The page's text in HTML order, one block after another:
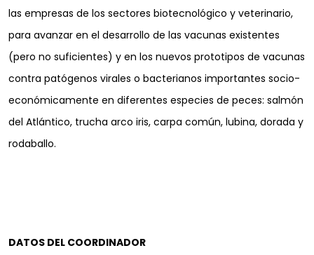
las empresas de los sectores biotecnológico y veterinario,
para avanzar en el desarrollo de las vacunas existentes
(pero no suficientes) y en los nuevos prototipos de vacunas
contra patógenos virales o bacterianos importantes socio-
económicamente en diferentes especies de peces: salmón
del Atlántico, trucha arco iris, carpa común, lubina, dorada y
rodaballo.
DATOS DEL COORDINADOR